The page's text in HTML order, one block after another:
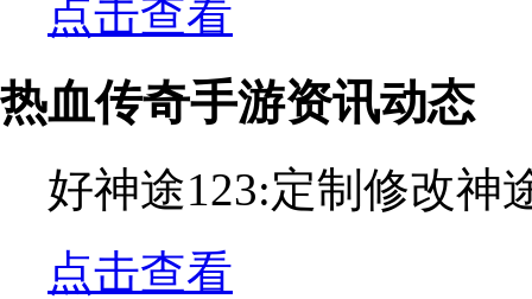
点击查看
热血传奇手游资讯动态
好神途123:定制修改神
点击查看